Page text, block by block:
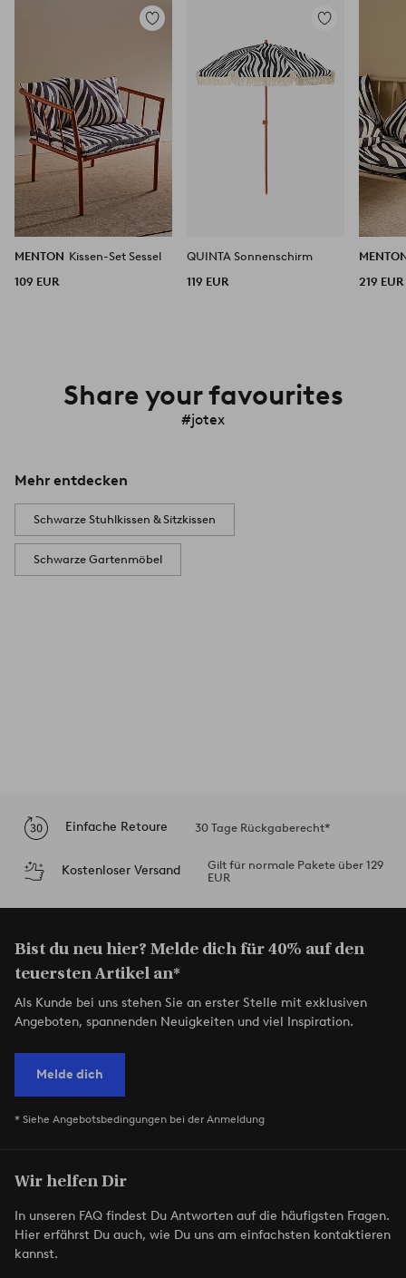
Zu
MENTON Kissen-Set Sessel
109 EUR
Zu
QUINTA Sonnenschirm
119 EUR
219 EUR
Share your favourites
#jotex
Mehr entdecken
Schwarze Stuhlkissen & Sitzkissen
Schwarze Gartenmöbel
Einfache Retoure 30 Tage Rückgaberecht*
Kostenloser Versand
Gilt für normale Pakete über 129
EUR
Bist du neu hier? Melde dich für 40% auf den
teuersten Artikel an*
Als Kunde bei uns stehen Sie an erster Stelle mit exklusiven
Angeboten, spannenden Neuigkeiten und viel Inspiration.
Melde dich
* Siehe Angebotsbedingungen bei der Anmeldung
Wir helfen Dir
In unseren FAQ findest Du Antworten auf die häufigsten Fragen.
Hier erfährst Du auch, wie Du uns am einfachsten kontaktieren
kannst.